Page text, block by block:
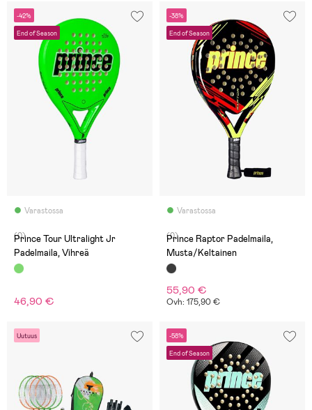
-42%
End of Season
Varastossa
(0)
Prince Tour Ultralight Jr
Padelmaila, Vihreä
46,90 €
-38%
End of Season
Varastossa
(0)
Prince Raptor Padelmaila,
Musta/Keltainen
55,90 €
Ovh: 175,90 €
Uutuus -58%
End of Season